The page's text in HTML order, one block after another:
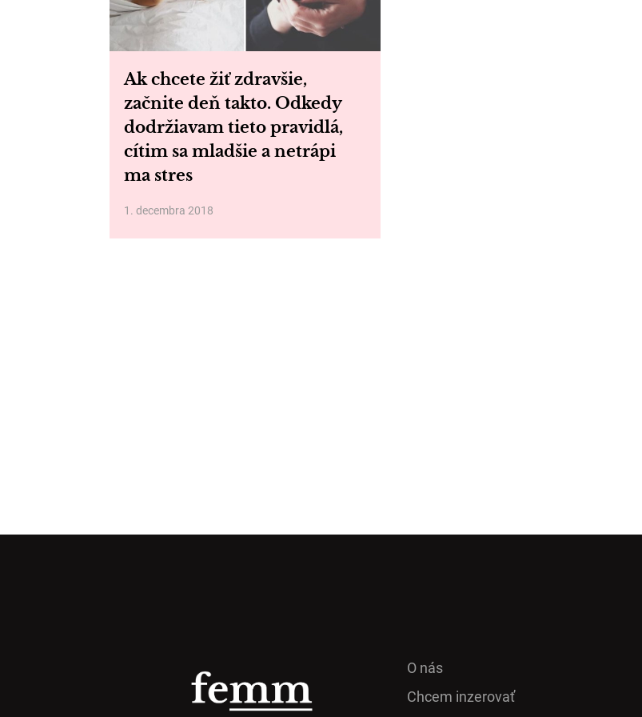
Ak chcete žiť zdravšie,
začnite deň takto. Odkedy
dodržiavam tieto pravidlá,
cítim sa mladšie a netrápi
ma stres
1. decembra 2018
O nás
Chcem inzerovať